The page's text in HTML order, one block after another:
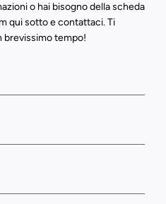
o hai bisogno della scheda
qui sotto e contattaci. Ti
brevissimo tempo!